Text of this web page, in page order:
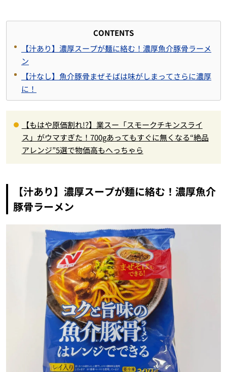
CONTENTS
【汁あり】濃厚スープが麺に絡む！濃厚魚介豚骨ラーメ
ン
【汁なし】魚介豚骨まぜそばは味がしまってさらに濃厚
に！
【もはや原価割れ!?】業スー「スモークチキンスライ
ス」がウマすぎた！700gあってもすぐに無くなる“絶品
アレンジ”5選で物価高もへっちゃら
【汁あり】濃厚スープが麺に絡む！濃厚魚介
豚骨ラーメン